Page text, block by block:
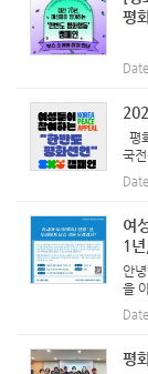
평
Date
평
국
이
적
Date
여
1
안
을
우
우
Date
평